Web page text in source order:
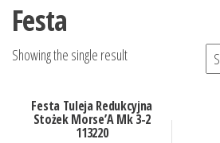
Festa
Showing the single result
Festa Tuleja Redukcyjna
Stożek Morse’A Mk 3-2
113220